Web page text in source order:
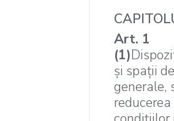
Art. 1
(1)
şi spaţii
generale,